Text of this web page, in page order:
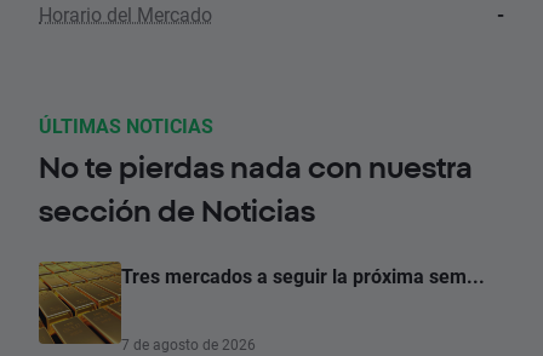
Horario del Mercado -
ÚLTIMAS NOTICIAS
No te pierdas nada con nuestra
sección de Noticias
Tres mercados a seguir la próxima sem...
7 de agosto de 2026